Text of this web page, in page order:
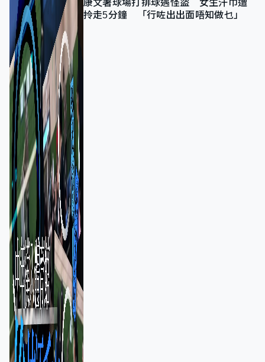
康文署球場打排球遇怪盜 女生汗巾遭
拎走5分鐘 「行咗出出面唔知做乜」